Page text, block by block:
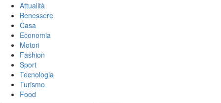
Attualità
Benessere
Casa
Economia
Motori
Fashion
Sport
Tecnologia
Turismo
Food